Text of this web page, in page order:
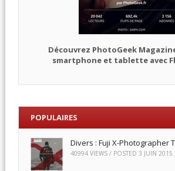
Découvrez PhotoGeek
smartphone et tablette avec
POPULAIRES
Divers : Fuji X-Photographer
40994 VIEWS / POSTED 3 JUIN 2015